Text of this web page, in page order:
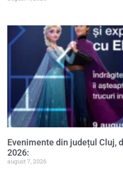
Evenimente din județul Cluj,
2026:
august 7, 2026